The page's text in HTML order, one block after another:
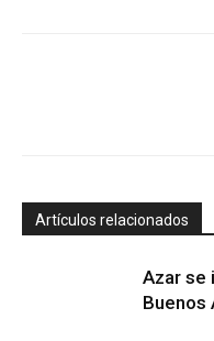
Artículos relacionados
Azar se
Buenos